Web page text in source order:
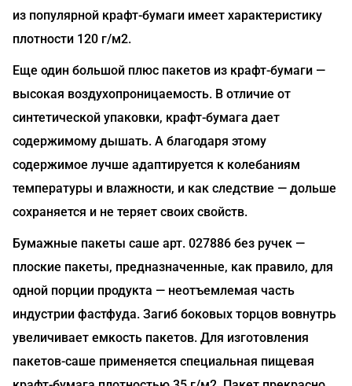
из популярной крафт-бумаги имеет характеристику
плотности 120 г/м2.
Еще один большой плюс пакетов из крафт-бумаги —
высокая воздухопроницаемость. В отличие от
синтетической упаковки, крафт-бумага дает
содержимому дышать. А благодаря этому
содержимое лучше адаптируется к колебаниям
температуры и влажности, и как следствие — дольше
сохраняется и не теряет своих свойств.
Бумажные пакеты саше арт. 027886 без ручек —
плоские пакеты, предназначенные, как правило, для
одной порции продукта — неотъемлемая часть
индустрии фастфуда. Загиб боковых торцов вовнутрь
увеличивает емкость пакетов. Для изготовления
пакетов-саше применяется специальная пищевая